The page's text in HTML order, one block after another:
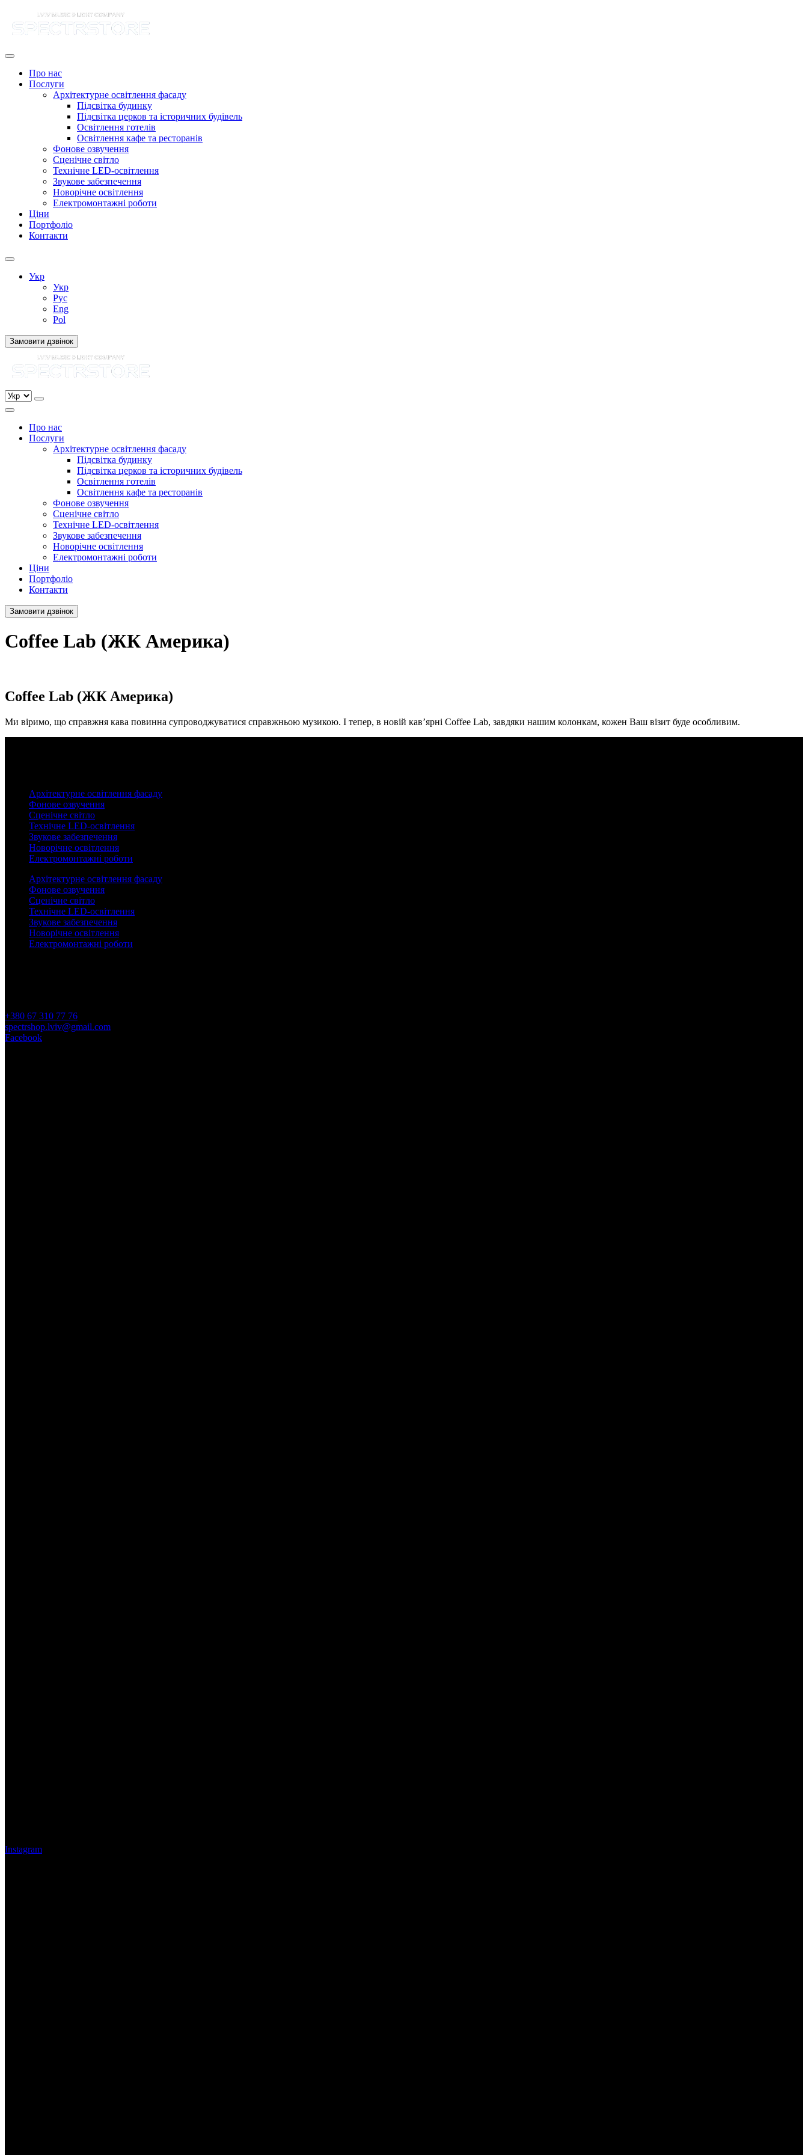
Про нас
Послуги
Архітектурне освітлення фасаду
Підсвітка будинку
Підсвітка церков та історичних будівель
Освітлення готелів
Освітлення кафе та ресторанів
Фонове озвучення
Сценічне світло
Технічне LED-освітлення
Звукове забезпечення
Новорічне освітлення
Електромонтажні роботи
Ціни
Портфоліо
Контакти
Укр
Укр
Рус
Eng
Pol
Замовити дзвінок
Про нас
Послуги
Архітектурне освітлення фасаду
Підсвітка будинку
Підсвітка церков та історичних будівель
Освітлення готелів
Освітлення кафе та ресторанів
Фонове озвучення
Сценічне світло
Технічне LED-освітлення
Звукове забезпечення
Новорічне освітлення
Електромонтажні роботи
Ціни
Портфоліо
Контакти
Замовити дзвінок
Coffee Lab (ЖК Америка)
Coffee Lab (ЖК Америка)
Ми віримо, що справжня кава повинна супроводжуватися справжньою музикою. І тепер, в новій кав’ярні Coffee Lab, завдяки нашим колонкам, кожен Ваш візит буде особливим.
Архітектурне освітлення фасаду
Фонове озвучення
Сценічне світло
Технічне LED-освітлення
Звукове забезпечення
Новорічне освітлення
Електромонтажні роботи
Архітектурне освітлення фасаду
Фонове озвучення
Сценічне світло
Технічне LED-освітлення
Звукове забезпечення
Новорічне освітлення
Електромонтажні роботи
+380 67 310 77 76
spectrshop.lviv@gmail.com
Facebook
Instagram